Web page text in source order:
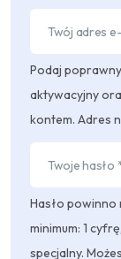
Podaj
aktywacyjny
kontem. Adres
Hasło powinno
minimum: 1
specjalny.